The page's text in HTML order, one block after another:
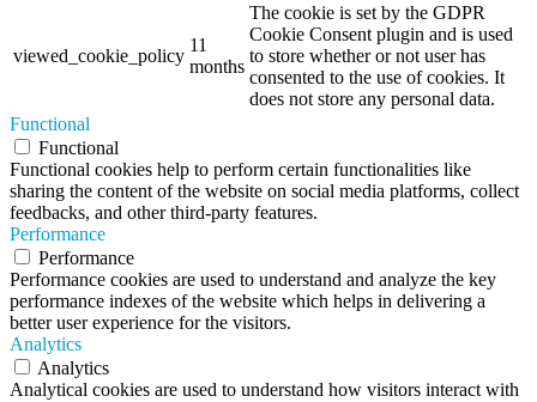
viewed_cookie_policy
11
months
The cookie is set by the GDPR
Cookie Consent plugin and is used
to store whether or not user has
consented to the use of cookies. It
does not store any personal data.
Functional
Functional
Functional cookies help to perform certain functionalities like
sharing the content of the website on social media platforms, collect
feedbacks, and other third-party features.
Performance
Performance
Performance cookies are used to understand and analyze the key
performance indexes of the website which helps in delivering a
better user experience for the visitors.
Analytics
Analytics
Analytical cookies are used to understand how visitors interact with